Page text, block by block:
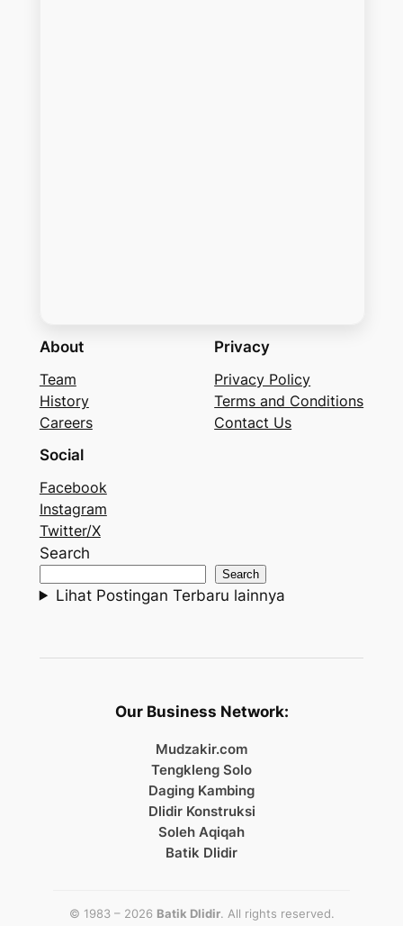
About
Team
History
Careers
Privacy
Privacy Policy
Terms and Conditions
Contact Us
Social
Facebook
Instagram
Twitter/X
Search
Search
Lihat Postingan Terbaru lainnya
Our Business Network:
Mudzakir.com
Tengkleng Solo
Daging Kambing
Dlidir Konstruksi
Soleh Aqiqah
Batik Dlidir
© 1983 – 2026 Batik Dlidir. All rights reserved.